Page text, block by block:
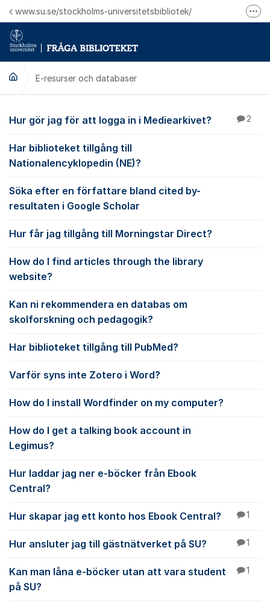
Hoppa till innehåll
www.su.se/stockholms-universitetsbibliotek/
E-resurser och databaser
E-resurser och
Hur gör jag för att logga in i Mediearkivet? 2
Har biblioteket tillgång till
Nationalencyklopedin (NE)?
Söka efter en författare bland cited by-
resultaten i Google Scholar
Hur får jag tillgång till Morningstar Direct?
How do I find articles through the library
website?
Kan ni rekommendera en databas om
skolforskning och pedagogik?
Har biblioteket tillgång till PubMed?
Varför syns inte Zotero i Word?
How do I install Wordfinder on my computer?
How do I get a talking book account in
Legimus?
Hur laddar jag ner e-böcker från Ebook
Central?
Hur skapar jag ett konto hos Ebook Central? 1
Hur ansluter jag till gästnätverket på SU? 1
Kan man låna e-böcker utan att vara student
på SU?
1